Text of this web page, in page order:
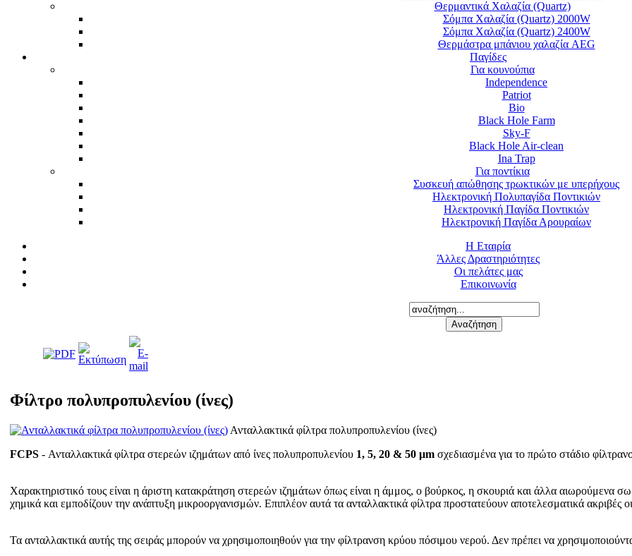
Θερμαντικά Χαλαζία (Quartz)
Σόμπα Χαλαζία (Quartz) 2000W
Σόμπα Χαλαζία (Quartz) 2400W
Θερμάστρα μπάνιου χαλαζία AEG
Παγίδες
Για κουνούπια
Independence
Patriot
Bio
Black Hole Farm
Sky-F
Black Hole Air-clean
Ina Trap
Για ποντίκια
Συσκευή απώθησης τρωκτικών με υπερήχους
Ηλεκτρονική Πολυπαγίδα Ποντικιών
Ηλεκτρονική Παγίδα Ποντικιών
Ηλεκτρονική Παγίδα Αρουραίων
Η Εταιρία
Άλλες Δραστηριότητες
Οι πελάτες μας
Επικοινωνία
Φίλτρο πολυπροπυλενίου (ίνες)
Ανταλλακτικά φίλτρα πολυπροπυλενίου (ίνες)
FCPS - Ανταλλακτικά φίλτρα στερεών ιζημάτων από ίνες πολυπροπυλενίου 1, 5, 20 & 50 µm σχεδιασμένα για το πρώτο στάδιο
Χαρακτηριστικό τους είναι η άριστη κατακράτηση στερεών ιζημάτων όπως είναι η άμμος, ο βούρκος, η σκουριά και άλλα αιωρούμενα
χημικά και εμποδίζουν την ανάπτυξη μικροοργανισμών. Επιπλέον αυτά τα ανταλλακτικά φίλτρα προστατεύουν αποτελεσματικά ακριβές
Τα ανταλλακτικά αυτής της σειράς μπορούν να χρησιμοποιηθούν για την φίλτρανση κρύου πόσιμου νερού. Δεν πρέπει να